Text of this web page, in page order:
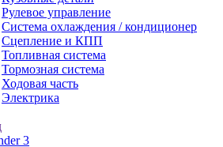
Рулевое управление
Система охлаждения / кондиционер
Сцепление и КПП
Топливная система
Тормозная система
Ходовая часть
Электрика
3